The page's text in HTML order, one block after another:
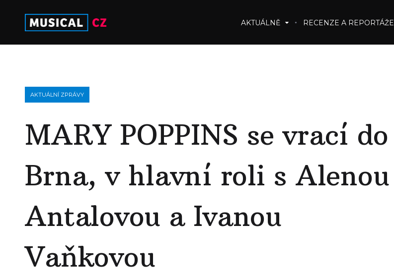
AKTUÁLNĚ RECENZE A REPORTÁŽE
AKTUÁLNÍ ZPRÁVY
MARY POPPINS se vrací do
Brna, v hlavní roli s Alenou
Antalovou a Ivanou
Vaňkovou